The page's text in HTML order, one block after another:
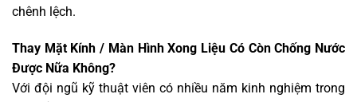
chênh lệch.
Thay Mặt Kính / Màn Hình Xong Liệu Có Còn Chống Nước
Được Nữa Không?
Với đội ngũ kỹ thuật viên có nhiều năm kinh nghiệm trong